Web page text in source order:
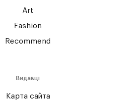
Art
Fashion
Recommend
Видавці
Карта сайта